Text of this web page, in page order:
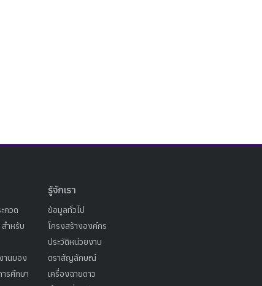
กวด
ำหรับ
านของ
รศึกษา
รู้จักเรา
ข้อมูลทั่วไป
โครงสร้างองค์กร
ประวัติหน่วยงาน
ตราสัญลักษณ์
เครื่องฉายดาว